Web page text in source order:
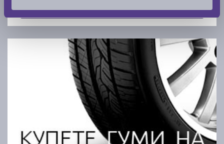
Покажи гуми